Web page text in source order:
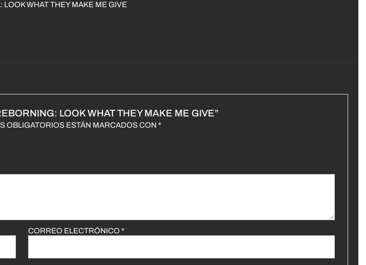
WHAT THEY MAKE ME GIVE
LOOK WHAT THEY MAKE ME GIVE”
OBLIGATORIOS ESTÁN MARCADOS CON*
CORREO ELECTRÓNICO*